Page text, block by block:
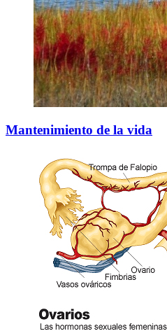
Mantenimiento de la vida